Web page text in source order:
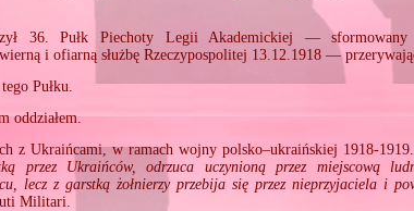
36. Pułk Piechoty Legii Akademickiej — sformowany
i ofiarną służbę Rzeczypospolitej 13.12.1918 —
Pułku.
oddziałem.
z Ukraińcami, w ramach wojny polsko–ukraińskiej 1918‐1919.
przez Ukraińców, odrzuca uczynioną przez miejscową
lecz z garstką żołnierzy przebija się przez nieprzyjaciela i
Militari.